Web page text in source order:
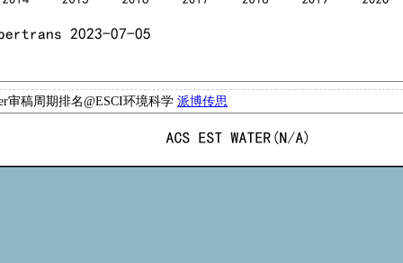
审稿周期排名@ESCI环境科学 派博传思